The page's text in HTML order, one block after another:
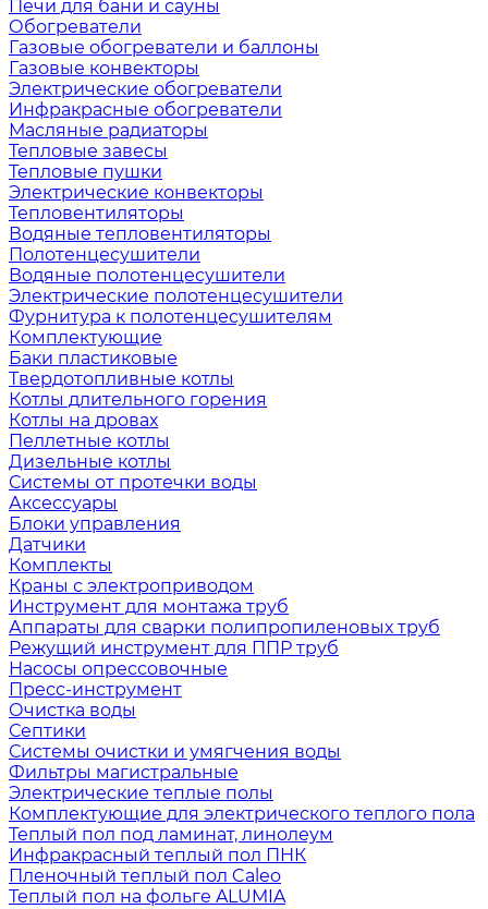
Печи для бани и сауны
Обогреватели
Газовые обогреватели и баллоны
Газовые конвекторы
Электрические обогреватели
Инфракрасные обогреватели
Масляные радиаторы
Тепловые завесы
Тепловые пушки
Электрические конвекторы
Тепловентиляторы
Водяные тепловентиляторы
Полотенцесушители
Водяные полотенцесушители
Электрические полотенцесушители
Фурнитура к полотенцесушителям
Комплектующие
Баки пластиковые
Твердотопливные котлы
Котлы длительного горения
Котлы на дровах
Пеллетные котлы
Дизельные котлы
Системы от протечки воды
Аксессуары
Блоки управления
Датчики
Комплекты
Краны с электроприводом
Инструмент для монтажа труб
Аппараты для сварки полипропиленовых труб
Режущий инструмент для ППР труб
Насосы опрессовочные
Пресс-инструмент
Очистка воды
Септики
Системы очистки и умягчения воды
Фильтры магистральные
Электрические теплые полы
Комплектующие для электрического теплого пола
Теплый пол под ламинат, линолеум
Инфракрасный теплый пол ПНК
Пленочный теплый пол Caleo
Теплый пол на фольге ALUMIA